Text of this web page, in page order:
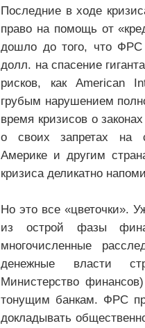
Последние в ходе
право на помощь от
дошло до того, что
долл. на спасение
рисков, как American
грубым нарушением
время кризисов о
о своих запретах на
Америке и другим
кризиса деликатно
Но это все «цветочки».
из острой фазы
многочисленные
денежные власти
Министерство
тонущим банкам. ФРС
докладывать